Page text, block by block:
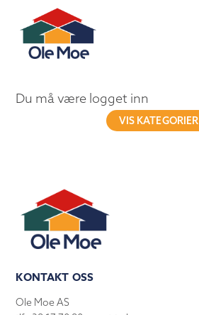
Du må være logget inn
VIS KATEGORIER
KONTAKT OSS
Ole Moe AS